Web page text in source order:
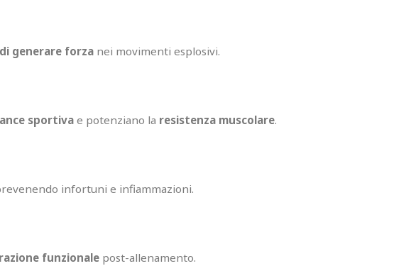
generare forza nei movimenti esplosivi.
sportiva e potenziano la resistenza muscolare.
infortuni e infiammazioni.
funzionale post-allenamento.